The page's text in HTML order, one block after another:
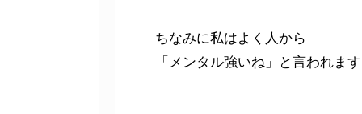
ちなみに私はよく人から
「メンタル強いね」と言われます